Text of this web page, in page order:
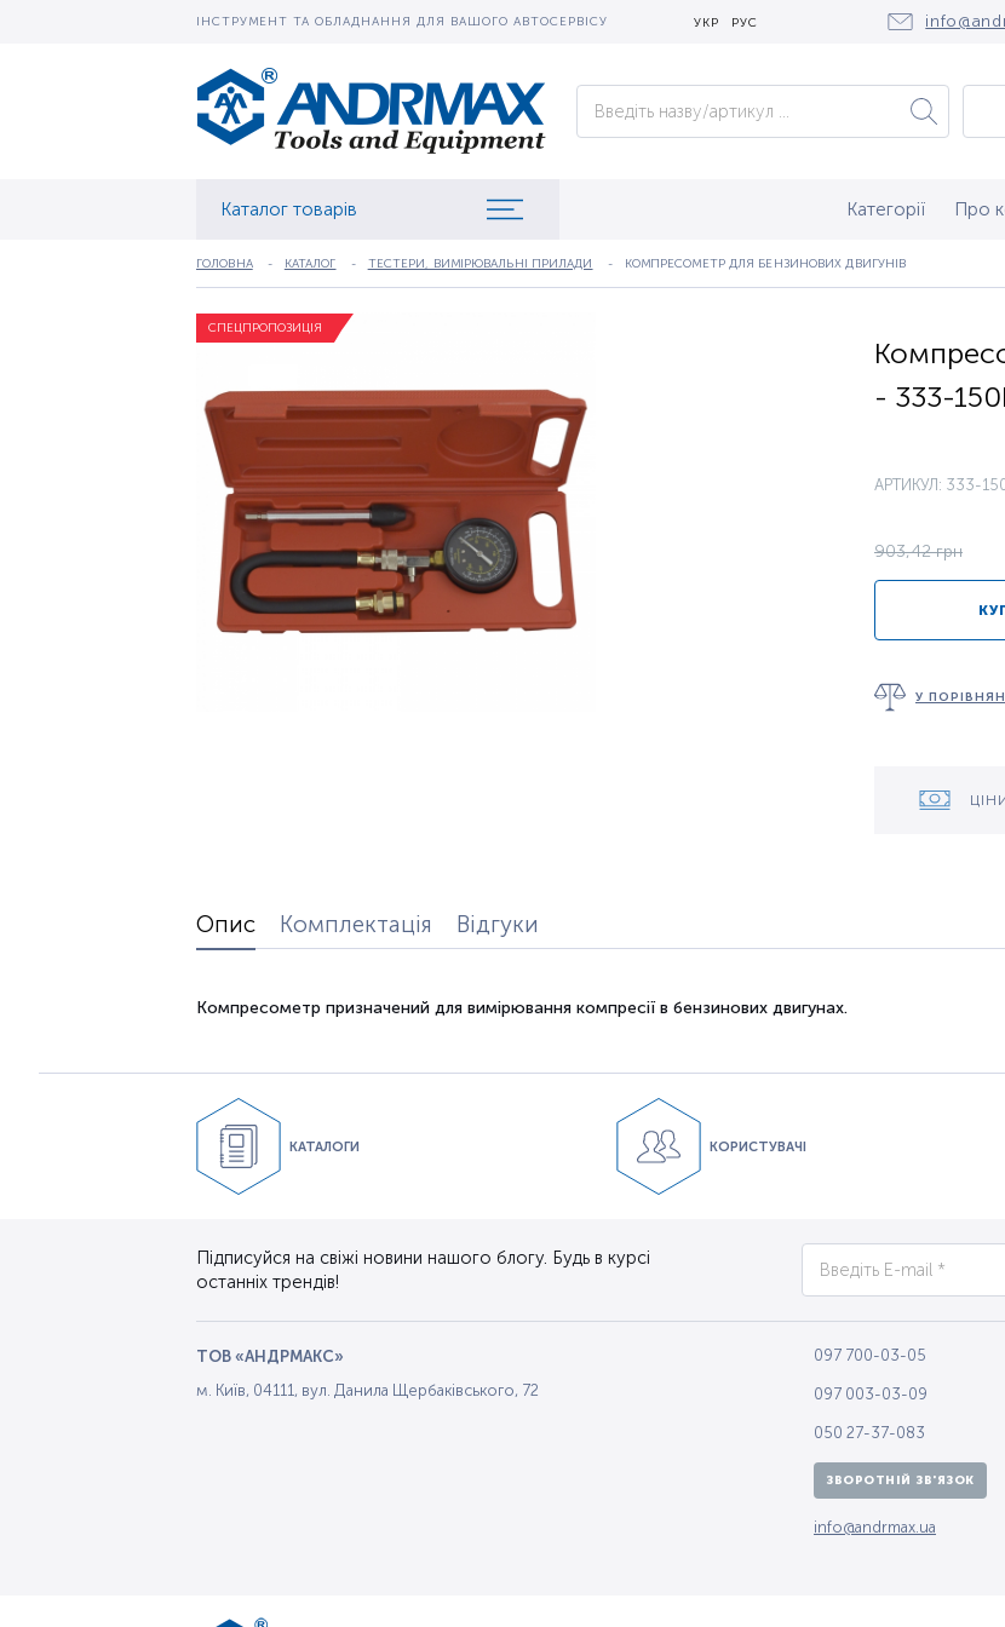
ІНСТРУМЕНТ ТА ОБЛАДНАННЯ ДЛЯ ВАШОГО АВТОСЕРВІСУ УКР РУС
Каталог товарів Категорії Про
ГОЛОВНА КАТАЛОГ ТЕСТЕРИ, ВИМІРЮВАЛЬНІ ПРИЛАДИ КОМПРЕСОМЕТР ДЛЯ БЕНЗИНОВИХ ДВИГУНІВ
СПЕЦПРОПОЗИЦІЯ
- 333-
АРТИКУЛ: 333-
903,42 грн
У
Опис Комплектація Відгуки
Компресометр призначений для вимірювання компресії в бензинових двигунах.
КАТАЛОГИ КОРИСТУВАЧІ
Підписуйся на свіжі новини нашого блогу. Будь в курсі
останніх трендів!
ТОВ «АНДРМАКС»
м. Київ, 04111, вул. Данила Щербаківського, 72
097 700-03-05
097 003-03-09
050 27-37-083
ЗВОРОТНІЙ ЗВ'ЯЗОК
info@andrmax.ua